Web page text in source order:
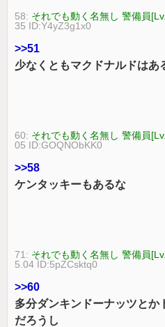
58: それでも動く名無し 警備員
35 ID:Y4yZ3g1x0
>>51
少なくともマクドナルドはあ
60: それでも動く名無し 警備員
05 ID:GOQNObKK0
>>58
ケンタッキーもあるな
71: それでも動く名無し 警備員
5.04 ID:5pZCsktq0
>>60
多分ダンキンドーナッツとか
だろうし